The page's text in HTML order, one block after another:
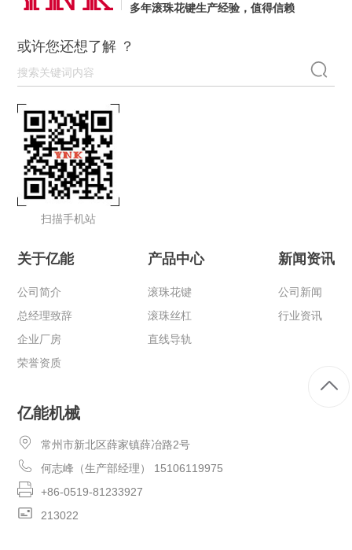
多年滚珠花键生产经验，值得信赖
或许您还想了解 ？
扫描手机站
关于亿能
公司简介
总经理致辞
企业厂房
荣誉资质
产品中心
滚珠花键
滚珠丝杠
直线导轨
新闻资讯
公司新闻
行业资讯
亿能机械
常州市新北区薛家镇薛冶路2号
何志峰（生产部经理） 15106119975
+86-0519-81233927
213022